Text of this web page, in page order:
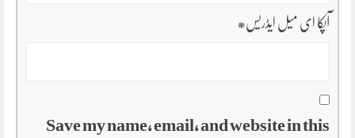
آپکا ای میل ایڈریس*
Save my name, email, and website in this